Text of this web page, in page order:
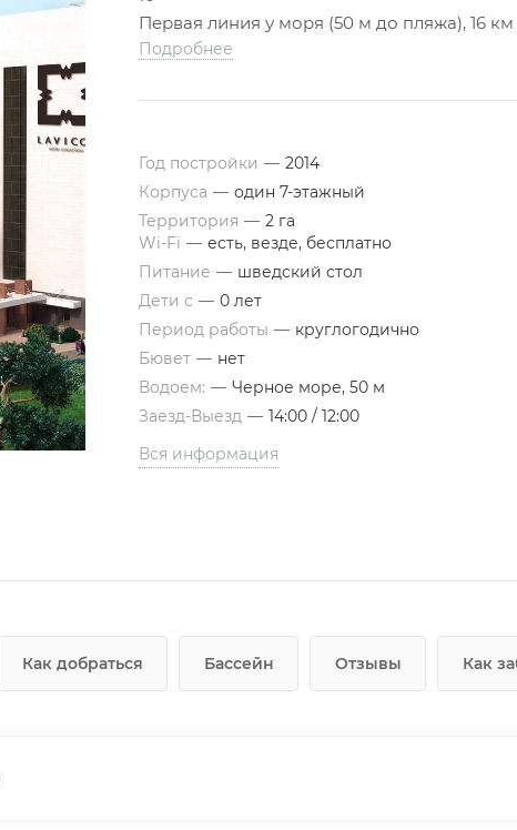
Первая линия у моря (50 м до пляжа), 16
Подробнее
Год постройки — 2014
Корпуса — один 7-этажный
Территория — 2 га
Wi-Fi — есть, везде, бесплатно
Питание — шведский стол
Дети с — 0 лет
Период работы — круглогодично
Бювет — нет
Водоем: — Черное море, 50 м
Заезд-Выезд — 14:00 / 12:00
Вся информация
Как добраться Бассейн Отзывы Как